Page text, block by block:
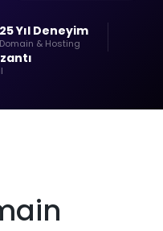
25 Yıl Deneyim
Domain & Hosting